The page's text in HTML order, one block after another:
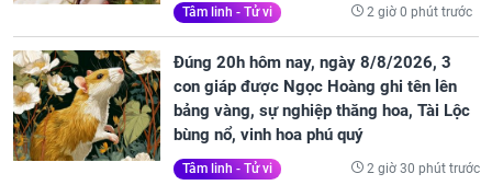
Tâm linh - Tử vi 2 giờ 0 phút trước
Đúng 20h hôm nay, ngày 8/8/2026, 3
con giáp được Ngọc Hoàng ghi tên lên
bảng vàng, sự nghiệp thăng hoa, Tài Lộc
bùng nổ, vinh hoa phú quý
Tâm linh - Tử vi 2 giờ 30 phút trước